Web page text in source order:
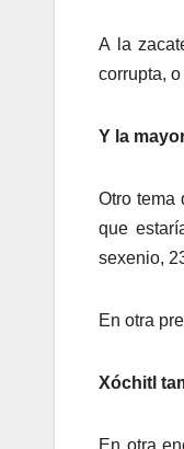
A la
corrupta,
Y la
Otro tema
que
sexenio,
En otra
Xóchitl